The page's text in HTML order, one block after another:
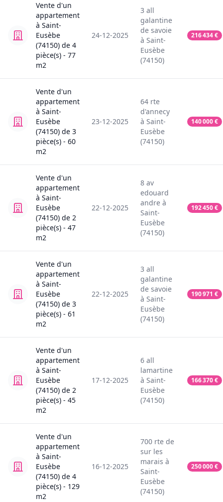
Vente d'un
appartement
à Saint-
Eusèbe
(74150) de 4
pièce(s) - 77
m2
24-12-2025
3 all
galantine
de savoie
à Saint-
Eusèbe
(74150)
216 434€
Vente d'un
appartement
à Saint-
Eusèbe
(74150) de 3
pièce(s) - 60
m2
23-12-2025
64 rte
d'annecy
à Saint-
Eusèbe
(74150)
140 000€
Vente d'un
appartement
à Saint-
Eusèbe
(74150) de 2
pièce(s) - 47
m2
22-12-2025
8 av
edouard
andre à
Saint-
Eusèbe
(74150)
192 450€
Vente d'un
appartement
à Saint-
Eusèbe
(74150) de 3
pièce(s) - 61
m2
22-12-2025
3 all
galantine
de savoie
à Saint-
Eusèbe
(74150)
190 971 €
Vente d'un
appartement
à Saint-
Eusèbe
(74150) de 2
pièce(s) - 45
m2
17-12-2025
6 all
lamartine
à Saint-
Eusèbe
(74150)
166 370€
Vente d'un
appartement
à Saint-
Eusèbe
(74150) de 4
pièce(s) - 129
m2
16-12-2025
700 rte de
sur les
marais à
Saint-
Eusèbe
(74150)
250 000€